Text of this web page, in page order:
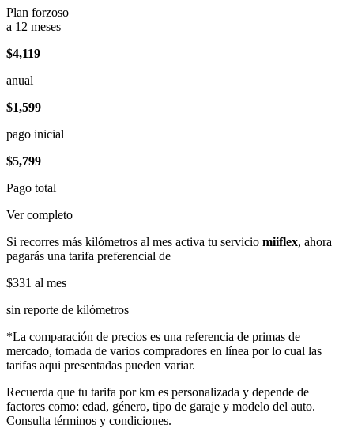
Plan forzoso
a 12 meses
$4,119
anual
$1,599
pago inicial
$5,799
Pago total
Ver completo
Si recorres más kilómetros al mes activa tu servicio miiflex, ahora
pagarás una tarifa preferencial de
$331 al mes
sin reporte de kilómetros
*La comparación de precios es una referencia de primas de
mercado, tomada de varios compradores en línea por lo cual las
tarifas aqui presentadas pueden variar.
Recuerda que tu tarifa por km es personalizada y depende de
factores como: edad, género, tipo de garaje y modelo del auto.
Consulta términos y condiciones.